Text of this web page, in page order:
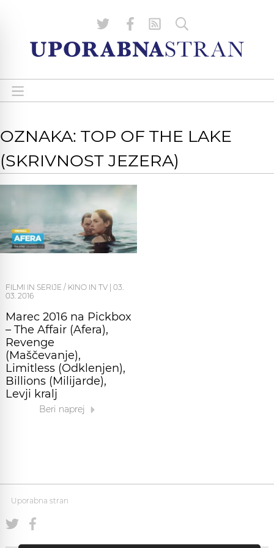
OZNAKA: TOP OF THE LAKE
(SKRIVNOST JEZERA)
FILMI IN SERIJE / KINO IN TV 03.
03. 2016
Marec 2016 na Pickbox
– The Affair (Afera),
Revenge
(Maščevanje),
Limitless (Odklenjen),
Billions (Milijarde),
Levji kralj
Beri naprej
Uporabna stran